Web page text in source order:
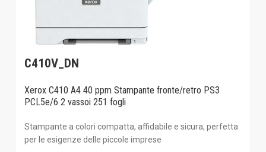
C410V_DN
Xerox C410 A4 40 ppm Stampante fronte/retro PS3
PCL5e/6 2 vassoi 251 fogli
Stampante a colori compatta, affidabile e sicura, perfetta
per le esigenze delle piccole imprese